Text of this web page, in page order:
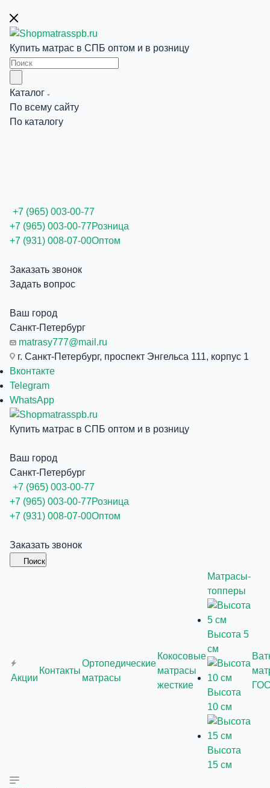
Купить матрас в СПБ оптом и в розницу
Каталог
По всему сайту
По каталогу
+7 (965) 003-00-77
+7 (965) 003-00-77Розница
+7 (931) 008-07-00Оптом
Заказать звонок
Задать вопрос
Ваш город
Санкт-Петербург
matrasy777@mail.ru
г. Санкт-Петербург, проспект Энгельса 111, корпус 1
Вконтакте
Telegram
WhatsApp
Купить матрас в СПБ оптом и в розницу
Ваш город
Санкт-Петербург
+7 (965) 003-00-77
+7 (965) 003-00-77Розница
+7 (931) 008-07-00Оптом
Заказать звонок
Поиск
Акции
Контакты
Ортопедические
матрасы
Кокосовые
матрасы
жесткие
Матрасы-
топперы
Высота 5
см
Высота
10 см
Высота
15 см